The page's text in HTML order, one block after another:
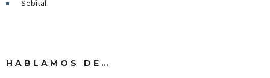
Sebital
HABLAMOS DE…